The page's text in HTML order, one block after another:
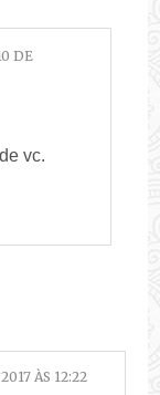
DE
vc.
ÀS 12:22